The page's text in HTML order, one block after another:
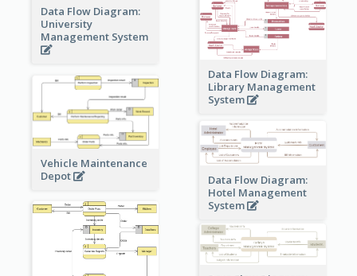
Data Flow Diagram:
University
Management System
Data Flow Diagram:
Library Management
System
Vehicle Maintenance
Depot
Data Flow Diagram:
Hotel Management
System